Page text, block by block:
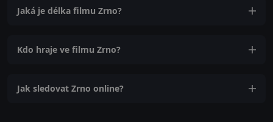
Jaká je délka filmu Zrno?
Kdo hraje ve filmu Zrno?
Jak sledovat Zrno online?